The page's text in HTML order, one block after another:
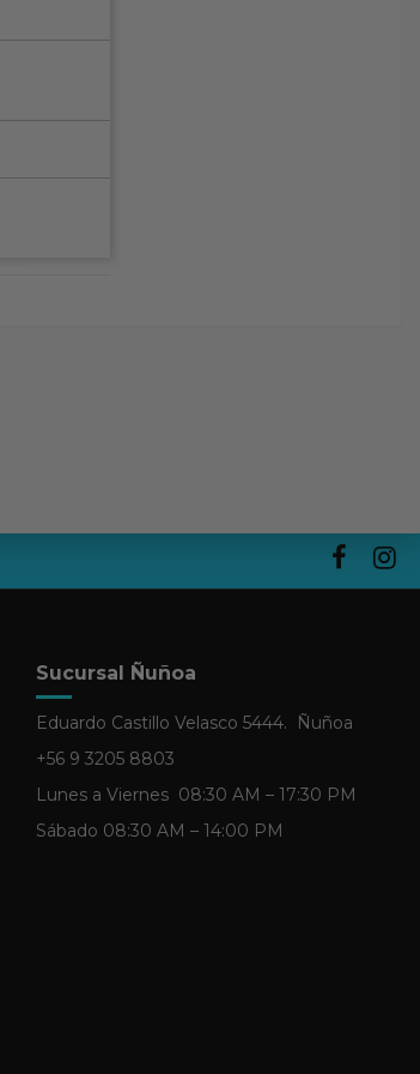
Sucursal Ñuñoa
Eduardo Castillo Velasco 5444. Ñuñoa
+56 9 3205 8803
Lunes a Viernes 08:30 AM – 17:30 PM
Sábado 08:30 AM – 14:00 PM